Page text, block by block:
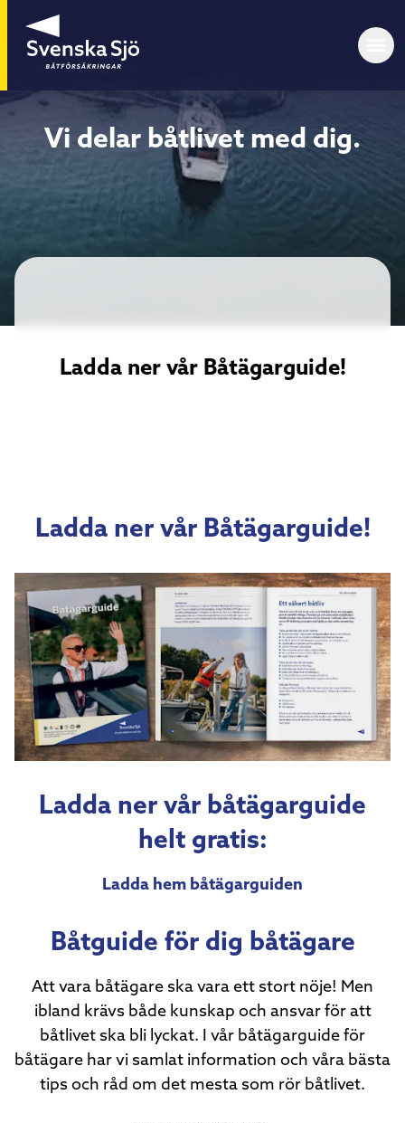
Vi delar båtlivet med dig.
Ladda ner vår Båtägarguide!
Ladda ner vår Båtägarguide!
Ladda ner vår båtägarguide
helt gratis:
Ladda hem båtägarguiden
Båtguide för dig båtägare
Att vara båtägare ska vara ett stort nöje! Men
ibland krävs både kunskap och ansvar för att
båtlivet ska bli lyckat. I vår båtägarguide för
båtägare har vi samlat information och våra bästa
tips och råd om det mesta som rör båtlivet.